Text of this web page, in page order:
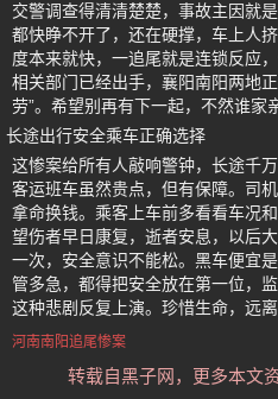
交警调查得清清楚楚，事故主因就
都快睁不开了，还在硬撑，车上人
度本来就快，一追尾就是连锁反应
相关部门已经出手，襄阳南阳两地
劳”。希望别再有下一起，不然谁家
长途出行安全乘车正确选择
这惨案给所有人敲响警钟，长途千
客运班车虽然贵点，但有保障。司
拿命换钱。乘客上车前多看看车况
望伤者早日康复，逝者安息，以后
一次，安全意识不能松。黑车便宜
管多急，都得把安全放在第一位，
这种悲剧反复上演。珍惜生命，远离
河南南阳追尾惨案
转载自黑子网，更多本文